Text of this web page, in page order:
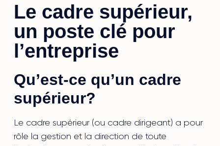
Le cadre supérieur,
un poste clé pour
l’entreprise
Qu’est-ce qu’un cadre
supérieur?
Le cadre supérieur (ou cadre dirigeant) a pour
rôle la gestion et la direction de toute